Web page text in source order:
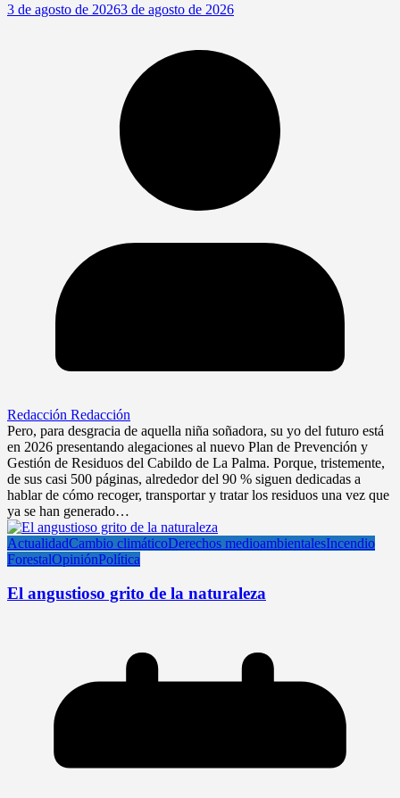
3 de agosto de 20263 de agosto de 2026
Redacción Redacción
Pero, para desgracia de aquella niña soñadora, su yo del futuro está
en 2026 presentando alegaciones al nuevo Plan de Prevención y
Gestión de Residuos del Cabildo de La Palma. Porque, tristemente,
de sus casi 500 páginas, alrededor del 90 % siguen dedicadas a
hablar de cómo recoger, transportar y tratar los residuos una vez que
ya se han generado…
ActualidadCambio climáticoDerechos medioambientalesIncendio
ForestalOpiniónPolítica
El angustioso grito de la naturaleza